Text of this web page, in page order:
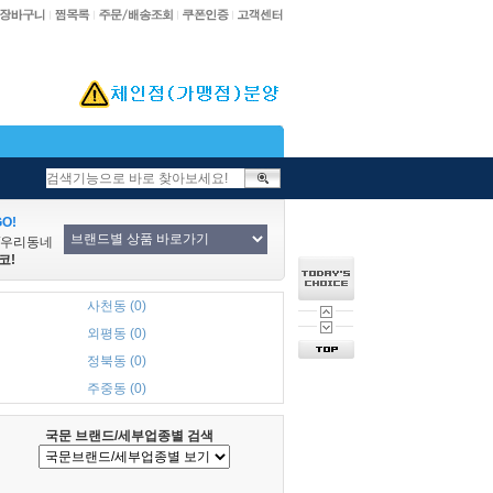
리동네
!
사천동 (0)
외평동 (0)
정북동 (0)
주중동 (0)
국문 브랜드/세부업종별 검색